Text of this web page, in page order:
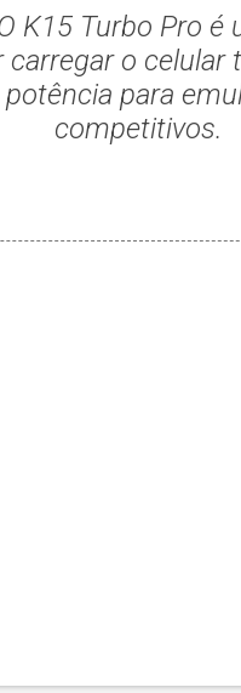
K15 Turbo Pro
carregar o celular
para
competitivos.